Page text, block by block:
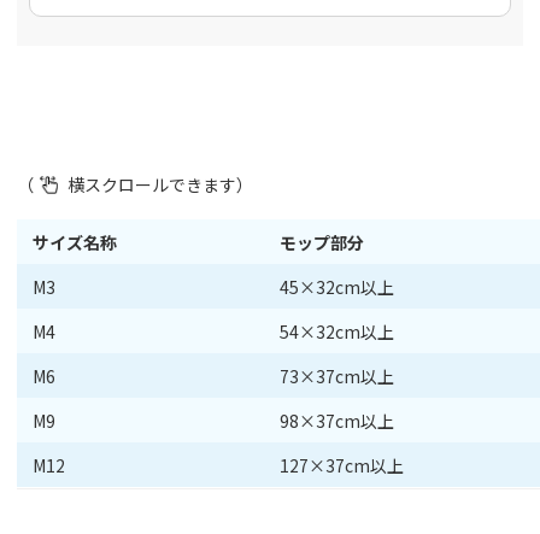
サイズ名称
モップ部分
M3
45×32cm以上
M4
54×32cm以上
M6
73×37cm以上
M9
98×37cm以上
M12
127×37cm以上